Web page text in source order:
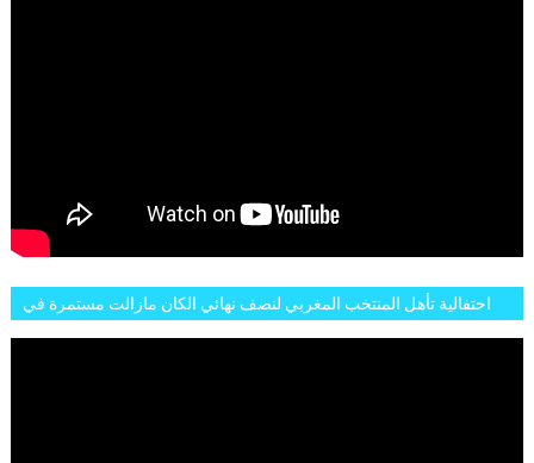
احتفالية تأهل المنتخب المغربي لنصف نهائي الكان مازالت مستمرة في